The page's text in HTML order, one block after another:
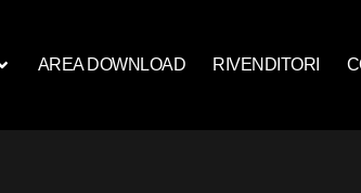
AREA DOWNLOAD RIVENDITORI